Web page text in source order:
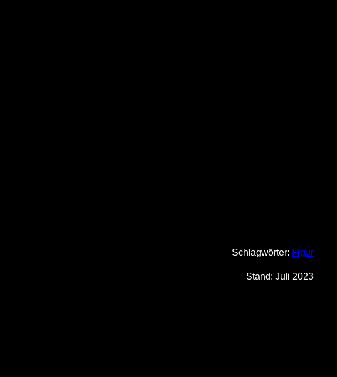
Schlagwörter: Figur
Stand: Juli 2023